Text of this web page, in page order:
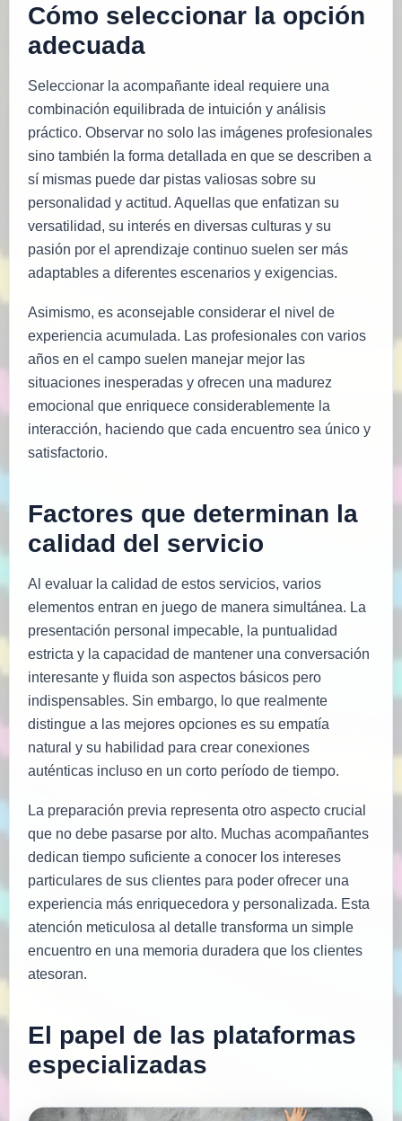
Cómo seleccionar la opción
adecuada
Seleccionar la acompañante ideal requiere una
combinación equilibrada de intuición y análisis
práctico. Observar no solo las imágenes profesionales
sino también la forma detallada en que se describen a
sí mismas puede dar pistas valiosas sobre su
personalidad y actitud. Aquellas que enfatizan su
versatilidad, su interés en diversas culturas y su
pasión por el aprendizaje continuo suelen ser más
adaptables a diferentes escenarios y exigencias.
Asimismo, es aconsejable considerar el nivel de
experiencia acumulada. Las profesionales con varios
años en el campo suelen manejar mejor las
situaciones inesperadas y ofrecen una madurez
emocional que enriquece considerablemente la
interacción, haciendo que cada encuentro sea único y
satisfactorio.
Factores que determinan la
calidad del servicio
Al evaluar la calidad de estos servicios, varios
elementos entran en juego de manera simultánea. La
presentación personal impecable, la puntualidad
estricta y la capacidad de mantener una conversación
interesante y fluida son aspectos básicos pero
indispensables. Sin embargo, lo que realmente
distingue a las mejores opciones es su empatía
natural y su habilidad para crear conexiones
auténticas incluso en un corto período de tiempo.
La preparación previa representa otro aspecto crucial
que no debe pasarse por alto. Muchas acompañantes
dedican tiempo suficiente a conocer los intereses
particulares de sus clientes para poder ofrecer una
experiencia más enriquecedora y personalizada. Esta
atención meticulosa al detalle transforma un simple
encuentro en una memoria duradera que los clientes
atesoran.
El papel de las plataformas
especializadas